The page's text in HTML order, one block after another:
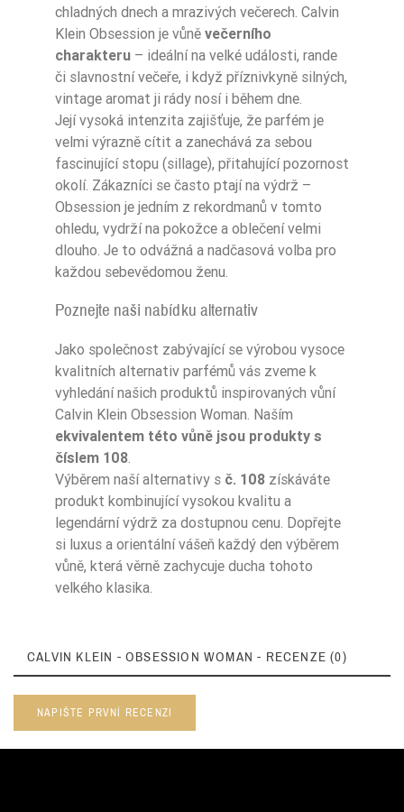
chladných dnech a mrazivých večerech. Calvin
Klein Obsession je vůně večerního
charakteru – ideální na velké události, rande
či slavnostní večeře, i když příznivkyně silných,
vintage aromat ji rády nosí i během dne.
Její vysoká intenzita zajišťuje, že parfém je
velmi výrazně cítit a zanechává za sebou
fascinující stopu (sillage), přitahující pozornost
okolí. Zákazníci se často ptají na výdrž –
Obsession je jedním z rekordmanů v tomto
ohledu, vydrží na pokožce a oblečení velmi
dlouho. Je to odvážná a nadčasová volba pro
každou sebevědomou ženu.
Poznejte naši nabídku alternativ
Jako společnost zabývající se výrobou vysoce
kvalitních alternativ parfémů vás zveme k
vyhledání našich produktů inspirovaných vůní
Calvin Klein Obsession Woman. Naším
ekvivalentem této vůně jsou produkty s
číslem 108
Výběrem naší alternativy s č. 108 získáváte
produkt kombinující vysokou kvalitu a
legendární výdrž za dostupnou cenu. Dopřejte
si luxus a orientální vášeň každý den výběrem
vůně, která věrně zachycuje ducha tohoto
velkého klasika.
CALVIN KLEIN - OBSESSION WOMAN - RECENZE (0)
NAPIŠTE PRVNÍ RECENZI